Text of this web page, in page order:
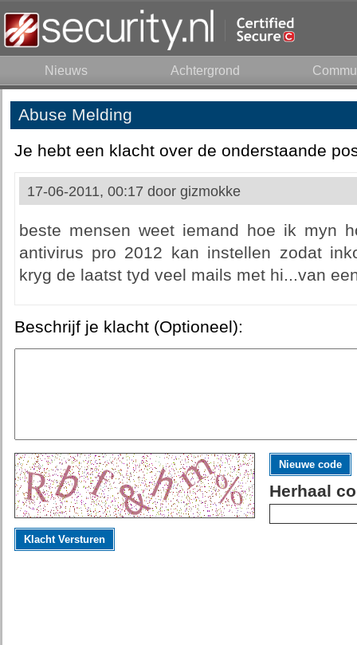
Nieuws Achtergrond
Abuse Melding
Je hebt een klacht over de onderstaande
17-06-2011, 00:17 door gizmokke
beste mensen weet iemand hoe ik myn
antivirus pro 2012 kan instellen zodat
kryg de laatst tyd veel mails met hi...van
Beschrijf je klacht (Optioneel):
Nieuwe code
Herhaal
Klacht Versturen